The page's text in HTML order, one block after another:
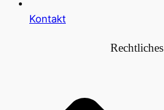
Kontakt
Rechtliches